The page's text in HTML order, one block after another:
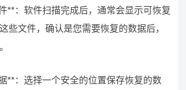
**：软件扫描完成后，通常会显示可恢复
些文件，确认是您需要恢复的数据后，
**：选择一个安全的位置保存恢复的数